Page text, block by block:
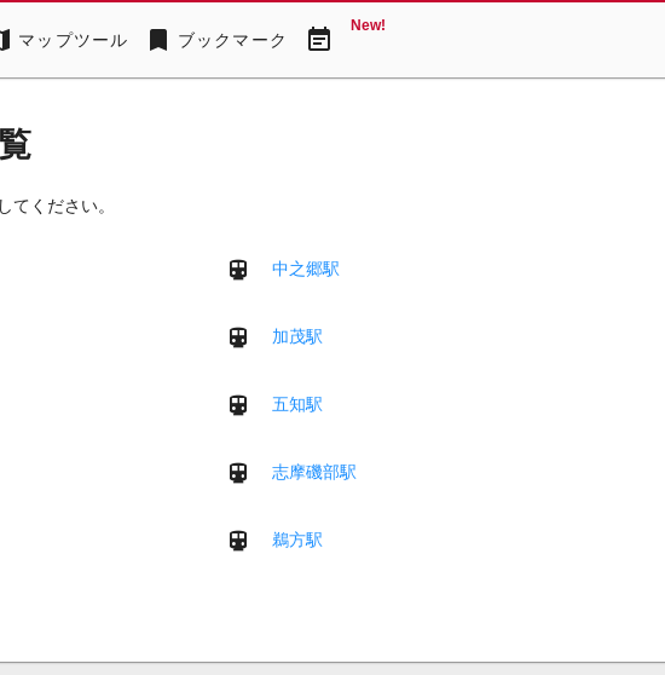
マップツール bookmark ブックマーク event_note New!
てください。
中之郷駅
加茂駅
五知駅
志摩磯部駅
鵜方駅